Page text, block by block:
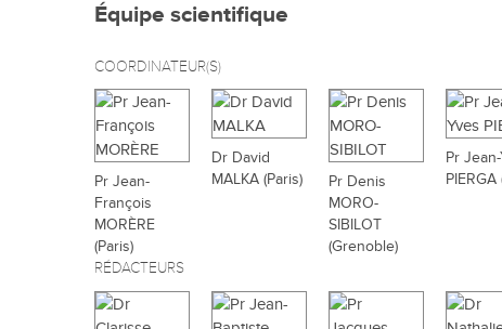
Équipe scientifique
COORDINATEUR(S)
Pr Jean-
François
MORÈRE
(Paris)
Dr David
MALKA (Paris)
Pr Denis
MORO-
SIBILOT
(Grenoble)
Pr
PIERGA
RÉDACTEURS